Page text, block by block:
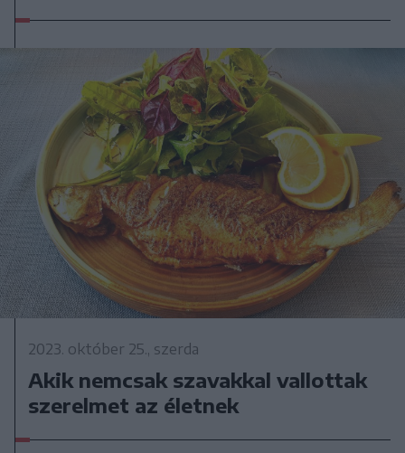
2023. október 25., szerda
Akik nemcsak szavakkal vallottak
szerelmet az életnek